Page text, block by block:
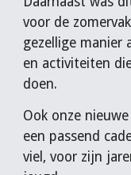
voor de
gezellige manier
en activiteiten
doen.
Ook onze
een passend
viel, voor zijn